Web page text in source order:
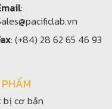
:
: (+84) 28 62 65 46 93
bị cơ bản